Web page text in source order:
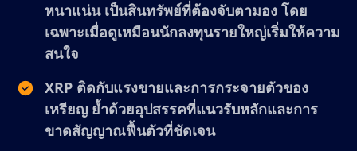
หนาแน่น เป็นสินทรัพย์ที่ต้องจับตามอง โดย
เฉพาะเมื่อดูเหมือนนักลงทุนรายใหญ่เริ่มให้ความ
สนใจ
XRP ติดกับแรงขายและการกระจายตัวของ
เหรียญ ย้ำด้วยอุปสรรคที่แนวรับหลักและการ
ขาดสัญญาณฟื้นตัวที่ชัดเจน